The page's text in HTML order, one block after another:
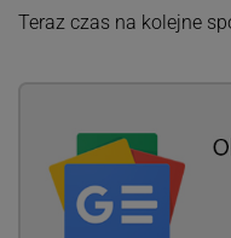
Teraz czas na kolejne